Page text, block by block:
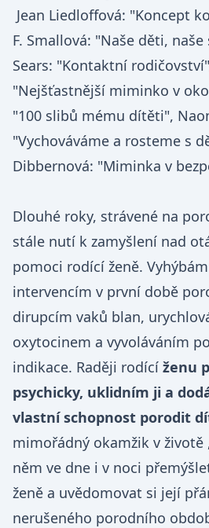
F. Smallová: "Naše děti,
Sears: "Kontaktní
"Nejšťastnější miminko v
"100 slibů mému dítěti",
"Vychováváme a rosteme s
Dibbernová: "Miminka v
Dlouhé roky, strávené na
stále nutí k zamyšlení nad
pomoci rodící ženě.
intervencím v první době
dirupcím vaků blan,
oxytocinem a vyvoláváním
indikace. Raději rodící ženu
psychicky, uklidním ji a
vlastní schopnost porodit
mimořádný okamžik v životě
něm ve dne i v noci
ženě a uvědomovat si její
nerušeného porodního